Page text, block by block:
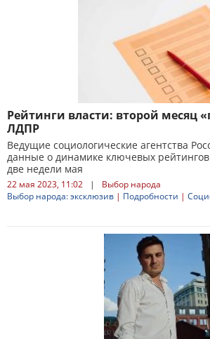
Рейтинги власти: второй месяц
ЛДПР
Ведущие социологические агентства
данные о динамике ключевых
две недели мая
22 мая 2023, 11:02 |
Выбор народа
Выбор народа: эксклюзив | Подробности |